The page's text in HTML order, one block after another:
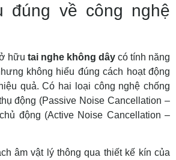
đúng về công nghệ
hữu tai nghe không dây có tính năng
không hiểu đúng cách hoạt động
quả. Có hai loại công nghệ chống
động (Passive Noise Cancellation –
động (Active Noise Cancellation –
âm vật lý thông qua thiết kế kín của